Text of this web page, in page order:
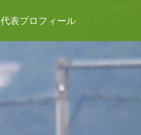
代表プロフィール